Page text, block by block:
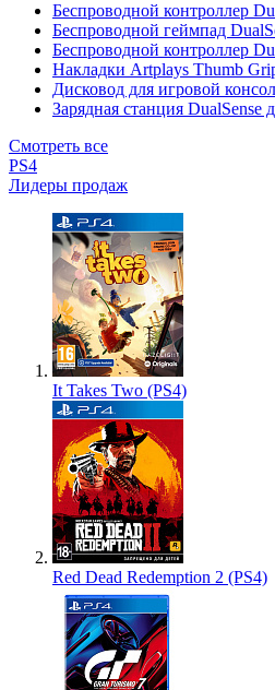
Беспроводной контроллер
Беспроводной геймпад
Беспроводной контроллер
Накладки Artplays Thumb
Дисковод для игровой
Зарядная станция DualSense
Смотреть все
PS4
Лидеры продаж
It Takes Two (PS4)
Red Dead Redemption 2 (PS4)